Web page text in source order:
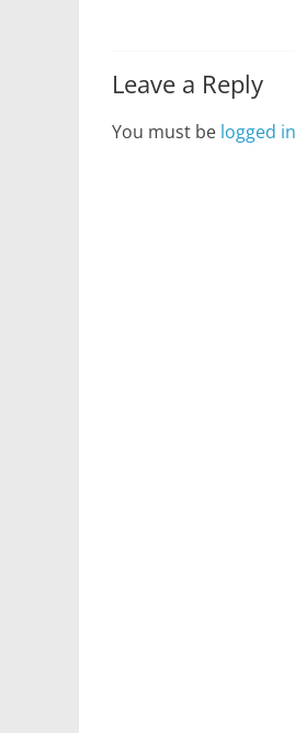
Leave a Reply
You must be logged in